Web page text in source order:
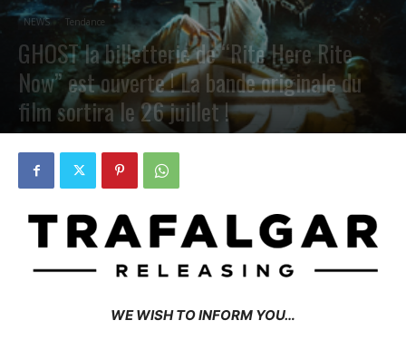
NEWS Tendance
GHOST la billetterie de “Rite Here Rite
Now” est ouverte ! La bande originale du
film sortira le 26 juillet !
WE WISH TO INFORM YOU…